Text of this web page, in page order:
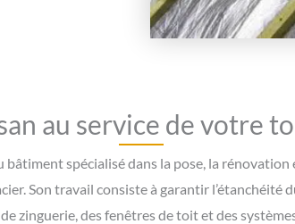
au service de votre
spécialisé dans la pose, la
Son travail consiste à garantir
zinguerie, des fenêtres de toit et des